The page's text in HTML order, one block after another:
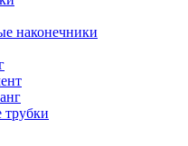
наконечники
трубки